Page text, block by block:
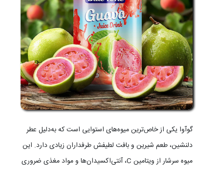
گوآوا یکی از خاص‌ترین میوه‌های استوایی است که به‌دلیل عطر
دلنشین، طعم شیرین و بافت لطیفش طرفداران زیادی دارد. این
میوه سرشار از ویتامین C، آنتی‌اکسیدان‌ها و مواد مغذی ضروری